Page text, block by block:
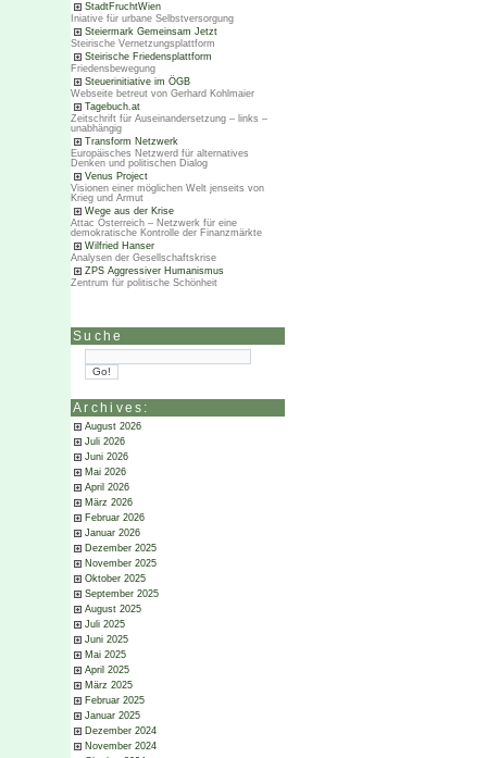
StadtFruchtWien
Iniative für urbane Selbstversorgung
Steiermark Gemeinsam Jetzt
Steirische Vernetzungsplattform
Steirische Friedensplattform
Friedensbewegung
Steuerinitiative im ÖGB
Webseite betreut von Gerhard Kohlmaier
Tagebuch.at
Zeitschrift für Auseinandersetzung – links –
unabhängig
Transform Netzwerk
Europäisches Netzwerd für alternatives
Denken und politischen Dialog
Venus Project
Visionen einer möglichen Welt jenseits von
Krieg und Armut
Wege aus der Krise
Attac Österreich – Netzwerk für eine
demokratische Kontrolle der Finanzmärkte
Wilfried Hanser
Analysen der Gesellschaftskrise
ZPS Aggressiver Humanismus
Zentrum für politische Schönheit
Suche
Archives:
August 2026
Juli 2026
Juni 2026
Mai 2026
April 2026
März 2026
Februar 2026
Januar 2026
Dezember 2025
November 2025
Oktober 2025
September 2025
August 2025
Juli 2025
Juni 2025
Mai 2025
April 2025
März 2025
Februar 2025
Januar 2025
Dezember 2024
November 2024